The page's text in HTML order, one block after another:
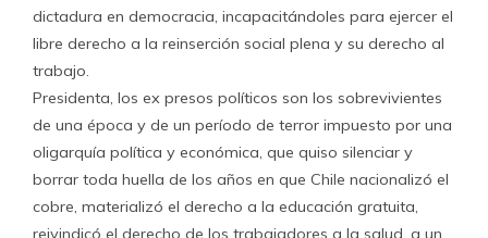
dictadura en democracia, incapacitándoles para ejercer el
libre derecho a la reinserción social plena y su derecho al
trabajo.
Presidenta, los ex presos políticos son los sobrevivientes
de una época y de un período de terror impuesto por una
oligarquía política y económica, que quiso silenciar y
borrar toda huella de los años en que Chile nacionalizó el
cobre, materializó el derecho a la educación gratuita,
reivindicó el derecho de los trabajadores a la salud, a un